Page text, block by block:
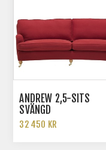
ANDREW 2,5-SITS
SVÄNGD
32 450 KR